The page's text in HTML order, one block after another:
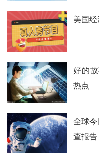
美国
好的
热点
全球
查报